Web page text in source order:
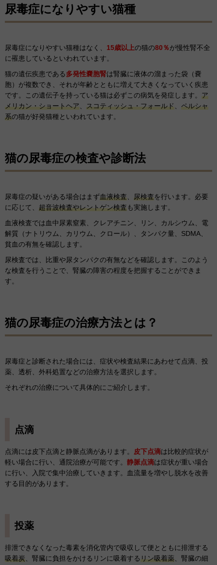
尿毒症になりやすい猫種
尿毒症になりやすい猫種はなく、 15歳以上の猫の80％が慢性腎不全
に罹患しているといわれています。
猫の遺伝疾患である多発性嚢胞腎は腎臓に液体の溜まった袋（嚢
胞）が複数でき、それが年齢とともに増えて大きくなっていく疾患
です。この遺伝子を持っている猫は必ずこの病気を発症します。 ア
メリカン・ショートヘア
スコティッシュ・フォールド
ペルシャ
系の猫が好発猫種といわれています。
猫の尿毒症の検査や診断法
尿毒症の疑いがある場合はまず血液検査 尿検査を行います。必要
に応じて、 超音波検査やレントゲン検査も実施します。
血液検査では血中尿素窒素、クレアチニン、リン、カルシウム、電
解質（ナトリウム、カリウム、クロール）、タンパク量、SDMA、
貧血の有無を確認します。
尿検査では、比重や尿タンパクの有無などを確認します。このよう
な検査を行うことで、腎臓の障害の程度を把握することができま
す。
猫の尿毒症の治療方法とは？
尿毒症と診断された場合には、症状や検査結果にあわせて点滴、投
薬、透析、外科処置などの治療方法を選択します。
それぞれの治療について具体的にご紹介します。
点滴
点滴には皮下点滴と静脈点滴があります。 皮下点滴は比較的症状が
軽い場合に行い、通院治療が可能です。 静脈点滴は症状が重い場合
に行い、入院で集中治療していきます。血流量を増やし脱水を改善
する目的があります。
投薬
排泄できなくなった毒素を消化管内で吸収して便とともに排泄する
吸着炭 、腎臓に負担をかけるリンに吸着するリン吸着薬 、腎臓の細